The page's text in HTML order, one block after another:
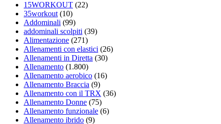
15WORKOUT (22)
35workout(10)
Addominali (99)
addominali scolpiti (39)
Alimentazione (271)
Allenamenti con elastici (26)
Allenamenti in Diretta (30)
Allenamento (1.800)
Allenamento aerobico (16)
Allenamento Braccia (9)
Allenamento con il TRX (36)
Allenamento Donne (75)
Allenamento funzionale (6)
Allenamento ibrido (9)